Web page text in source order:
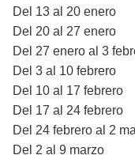
Del 13 al 20 enero
Del 20 al 27 enero
Del 27 enero al 3
Del 3 al 10 febrero
Del 10 al 17 febrero
Del 17 al 24 febrero
Del 24 febrero al 2
Del 2 al 9 marzo